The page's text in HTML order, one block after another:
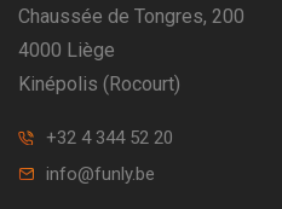
Chaussée de Tongres, 200
4000 Liège
Kinépolis (Rocourt)
+32 4 344 52 20
info@funly.be